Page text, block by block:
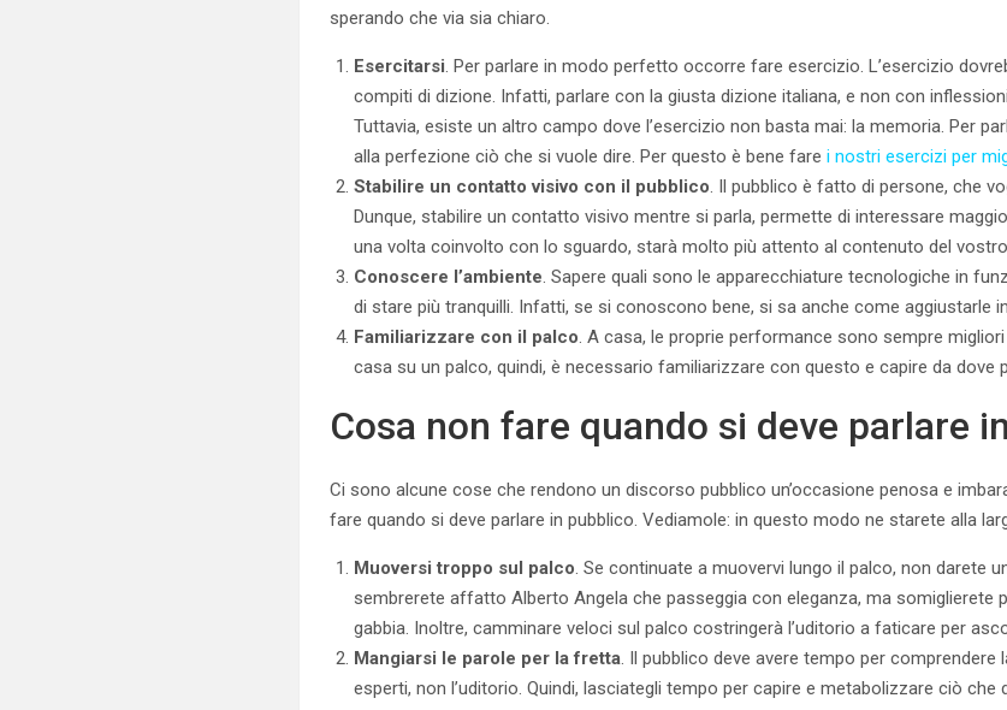
sperando che via sia chiaro.
Esercitarsi. Per parlare in modo perfetto occorre fare esercizio. L’esercizio
compiti di dizione. Infatti, parlare con la giusta dizione italiana, e non con
Tuttavia, esiste un altro campo dove l’esercizio non basta mai: la memoria. Per
alla perfezione ciò che si vuole dire. Per questo è bene farei nostri esercizi per
Stabilire un contatto visivo con il pubblico. Il pubblico è fatto di persone, che
Dunque, stabilire un contatto visivo mentre si parla, permette di interessare
una volta coinvolto con lo sguardo, starà molto più attento al contenuto del
Conoscere l’ambiente. Sapere quali sono le apparecchiature tecnologiche in
di stare più tranquilli. Infatti, se si conoscono bene, si sa anche come aggiustarle
Familiarizzare con il palco. A casa, le proprie performance sono sempre
casa su un palco, quindi, è necessario familiarizzare con questo e capire da dove
Cosa non fare quando si deve parlare
Ci sono alcune cose che rendono un discorso pubblico un’occasione penosa e
fare quando si deve parlare in pubblico. Vediamole: in questo modo ne starete alla
Muoversi troppo sul palco. Se continuate a muovervi lungo il palco, non darete
sembrerete affatto Alberto Angela che passeggia con eleganza, ma somiglierete
gabbia. Inoltre, camminare veloci sul palco costringerà l’uditorio a faticare per
Mangiarsi le parole per la fretta. Il pubblico deve avere tempo per
esperti, non l’uditorio. Quindi, lasciategli tempo per capire e metabolizzare ciò che